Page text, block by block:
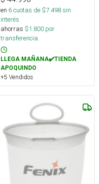
en 6cuotas de $7.498sin
interés
ahorras $1.800 por
transferencia.
LLEGA MAÑANA✔️TIENDA
APOQUINDO
+5 Vendidos